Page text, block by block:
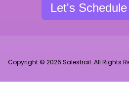
Let's
Copyright © 2026 Salestrail. All Rights